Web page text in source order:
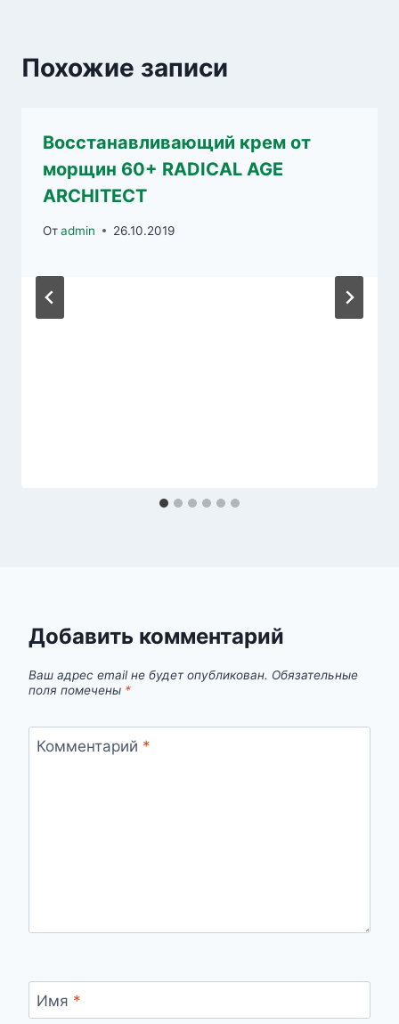
Похожие записи
Восстанавливающий крем от
морщин 60+ RADICAL AGE
ARCHITECT
Отadmin 26.10.2019
Добавить комментарий
Ваш адрес email не будет опубликован. Обязательные
поля помечены *
Комментарий *
Имя *